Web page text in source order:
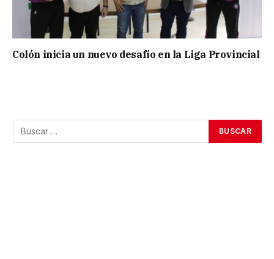
Colón inicia un nuevo desafío en la Liga Provincial